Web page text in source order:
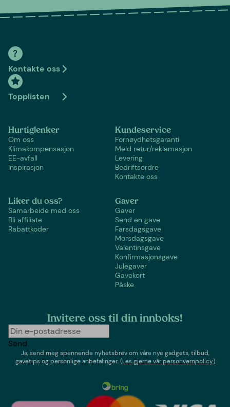
Kontakte oss
Topplisten
Hurtiglenker
Om oss
Klimakompensasjon
EE-avfall
Inspirasjon
Kundeservice
Fornøydhetsgaranti
Meld retur/reklamasjon
Levering
Bedriftsordre
Kontakte oss
Liker du oss?
Samarbeide med oss
Bli affiliate
Rabattkoder
Gaver
Gaver
Send en gave
Farsdagsgave
Morsdagsgave
Valentinsgave
Konfirmasjonsgave
Julegaver
Gavekort
Påske
Invitere oss til din innboks!
Send
Ja, send meg spennende nyhetsbrev om våre nye gadgets, tilbud,
gavetips og personlige anbefalinger.(Les gjerne vår personvernpolicy)